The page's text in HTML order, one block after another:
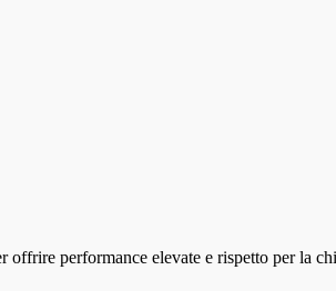
offrire performance elevate e rispetto per la